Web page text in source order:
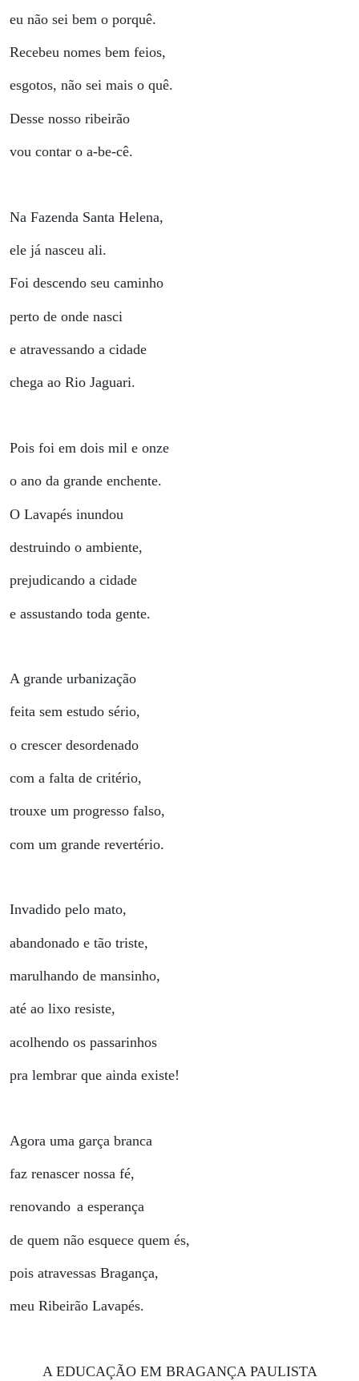
eu não sei bem o porquê.
Recebeu nomes bem feios,
esgotos, não sei mais o quê.
Desse nosso ribeirão
vou contar o a-be-cê.
Na Fazenda Santa Helena,
ele já nasceu ali.
Foi descendo seu caminho
perto de onde nasci
e atravessando a cidade
chega ao Rio Jaguari.
Pois foi em dois mil e onze
o ano da grande enchente.
O Lavapés inundou
destruindo o ambiente,
prejudicando a cidade
e assustando toda gente.
A grande urbanização
feita sem estudo sério,
o crescer desordenado
com a falta de critério,
trouxe um progresso falso,
com um grande revertério.
Invadido pelo mato,
abandonado e tão triste,
marulhando de mansinho,
até ao lixo resiste,
acolhendo os passarinhos
pra lembrar que ainda existe!
Agora uma garça branca
faz renascer nossa fé,
renovando a esperança
de quem não esquece quem és,
pois atravessas Bragança,
meu Ribeirão Lavapés.
A EDUCAÇÃO EM BRAGANÇA PAULISTA